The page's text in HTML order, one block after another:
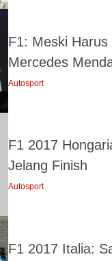
F1: Meski
Mercedes
Autosport
F1 2017
Jelang Finish
Autosport
F1 2017 Italia: